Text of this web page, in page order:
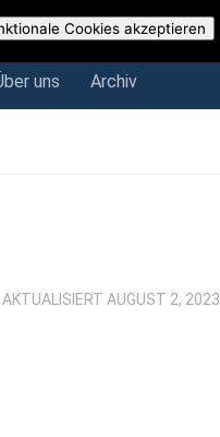
uns Archiv
uns Archiv
AKTUALISIERT AUGUST 2, 2023
Cookies akzeptieren